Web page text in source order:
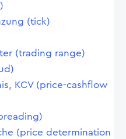
(tick)
(trading range)
KCV (price-cashflow
(price determination